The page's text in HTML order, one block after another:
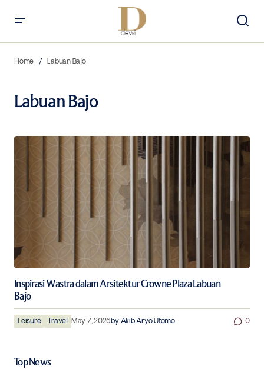
Home Labuan Bajo
Labuan Bajo
Inspirasi Wastra dalam Arsitektur Crowne Plaza Labuan
Bajo
Leisure Travel May 7, 2026by Akib Aryo Utomo 0
Top News